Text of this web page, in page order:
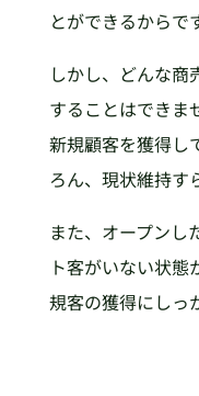
とができるからで
しかし、どんな商
することはできま
新規顧客を獲得し
ろん、現状維持す
また、オープンし
ト客がいない状
規客の獲得にしっ